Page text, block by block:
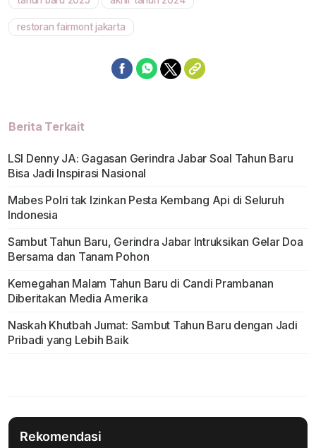
restoran fairmont jakarta
Berita Terkait
LSI Denny JA: Gagasan Gerindra Jabar Soal Tahun Baru
Bisa Jadi Inspirasi Nasional
Mabes Polri tak Izinkan Pesta Kembang Api di Seluruh
Indonesia
Sambut Tahun Baru, Gerindra Jabar Intruksikan Gelar Doa
Bersama dan Tanam Pohon
Kemegahan Malam Tahun Baru di Candi Prambanan
Diberitakan Media Amerika
Naskah Khutbah Jumat: Sambut Tahun Baru dengan Jadi
Pribadi yang Lebih Baik
Rekomendasi